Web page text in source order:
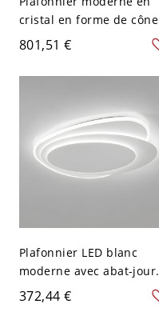
cristal en forme de cône
avec abat-jour
transparent - 110 V-120 V
80,01 cm
801,51 €
Plafonnier LED blanc
moderne avec abat-jour
en acrylique pour usage
résidentiel - 110 V-120 V
372,44 €